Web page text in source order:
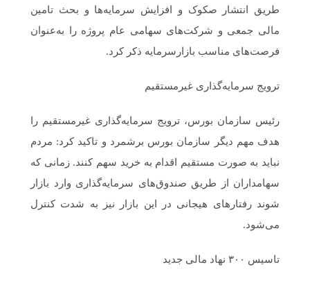
طریق انتشار صکوک و افزایش سرمایه‌ها و بحث تامین
مالی جمعی و شرکت‌های سهامی عام پروژه را به‌عنوان
فرصت‌های مناسب بازارسرمایه ذکر کرد.
ترویج سرمایه‌گذاری غیرمستقیم
رئیس سازمان بورس، ترویج سرمایه‌گذاری غیرمستقیم را
هدف مهم دیگر سازمان بورس برشمرد و تاکید کرد: مردم
نباید به صورت مستقیم اقدام به خرید سهم کنند. زمانی که
سهامداران از طریق صندوق‌های سرمایه‌گذاری وارد بازار
شوند رفتارهای هیجانی در این بازار نیز به شدت کنترل
می‌شود.
تاسیس ۳۰۰ نهاد مالی جدید